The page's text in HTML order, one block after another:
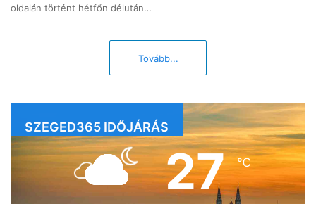
oldalán történt hétfőn délután…
Tovább...
SZEGED365 IDŐJÁRÁS
27℃